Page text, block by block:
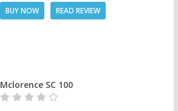
BUY NOW READ REVIEW
Mclorence SC 100